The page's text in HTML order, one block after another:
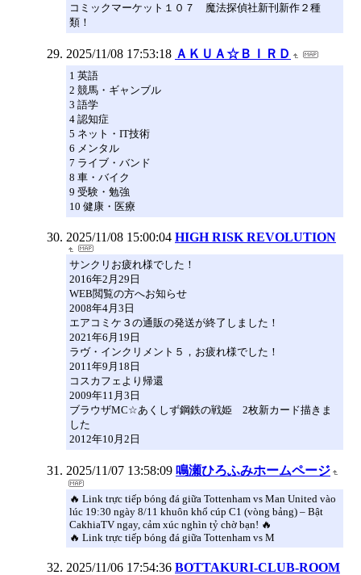
コミックマーケット１０７ 魔法探偵社新刊新作２種
類！
2025/11/08 17:53:18 ＡＫＵＡ☆ＢＩＲＤ
1 英語
2 競馬・ギャンブル
3 語学
4 認知症
5 ネット・IT技術
6 メンタル
7 ライブ・バンド
8 車・バイク
9 受験・勉強
10 健康・医療
2025/11/08 15:00:04 HIGH RISK REVOLUTION
サンクリお疲れ様でした！
2016年2月29日
WEB閲覧の方へお知らせ
2008年4月3日
エアコミケ３の通販の発送が終了しました！
2021年6月19日
ラヴ・インクリメント５，お疲れ様でした！
2011年9月18日
コスカフェより帰還
2009年11月3日
ブラウザMC☆あくしず鋼鉄の戦姫 2枚新カード描きま
した
2012年10月2日
2025/11/07 13:58:09 鳴瀬ひろふみホームページ
🔥 Link trực tiếp bóng đá giữa Tottenham vs Man United vào
lúc 19:30 ngày 8/11 khuôn khổ cúp C1 (vòng bảng) – Bật
CakhiaTV ngay, cảm xúc nghìn tỷ chờ bạn! 🔥
🔥 Link trực tiếp bóng đá giữa Tottenham vs M
2025/11/06 17:54:36 BOTTAKURI-CLUB-ROOM